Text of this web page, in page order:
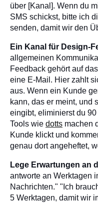
über [Kanal]. Wenn du
SMS schickst, bitte ich
senden, damit wir den
Ein Kanal für Design-
allgemeinen
Feedback gehört auf
eine E-Mail. Hier zahlt
aus. Wenn ein Kunde
kann, das er meint, und
eingibt, eliminierst du
Tools wie dotts machen
Kunde klickt und
genau dort angeheftet,
Lege Erwartungen an
antworte an Werktagen
Nachrichten." "Ich
5 Werktagen, damit wir